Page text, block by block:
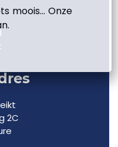
2C
moois… Onze